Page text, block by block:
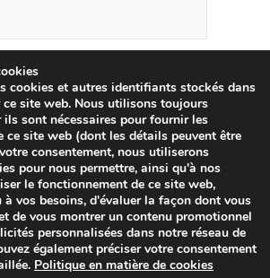
nom, mon e-mail et mon site
pour mon prochain
cookies et autres identifiants stockés dans
site web. Nous utilisons toujours
sont nécessaires pour fournir les
ce site web (dont les détails peuvent être
consentement, nous utiliserons
pour nous permettre, ainsi qu'à nos
le fonctionnement de ce site web,
vos besoins, d'évaluer la façon dont vous
de vous montrer un contenu promotionnel
personnalisées dans notre réseau de
également préciser votre consentement
Politique en matière de cookies